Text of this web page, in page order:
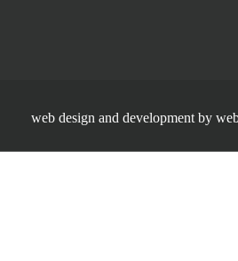
web design and development by